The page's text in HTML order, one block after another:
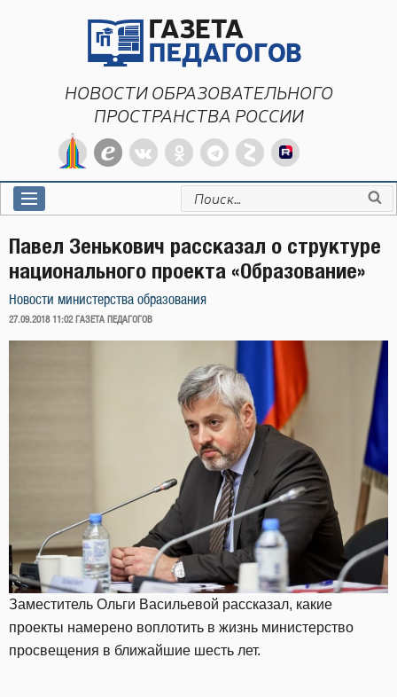
НОВОСТИ ОБРАЗОВАТЕЛЬНОГО
ПРОСТРАНСТВА РОССИИ
Искать:
Павел Зенькович рассказал о структуре
национального проекта «Образование»
Новости министерства образования
ОПУБЛИКОВАНО
27.09.2018 11:02 ГАЗЕТА ПЕДАГОГОВ
Заместитель Ольги Васильевой рассказал, какие
проекты намерено воплотить в жизнь министерство
просвещения в ближайшие шесть лет.